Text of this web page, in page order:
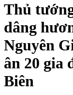
Thủ
dâng
Nguyên
ân 20 gia
Biên